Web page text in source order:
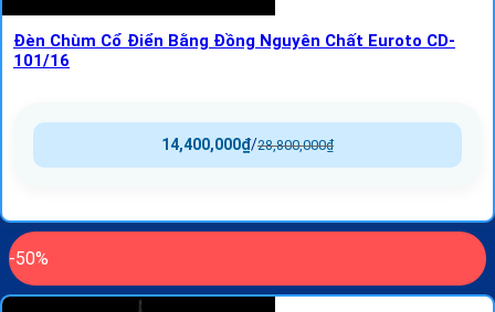
Đèn Chùm Cổ Điển Bằng Đồng Nguyên Chất Euroto CD-
101/16
28,800,000₫
/
14,400,000₫
-50%